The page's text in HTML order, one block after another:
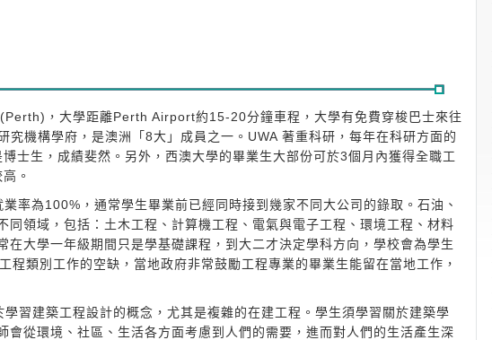
，大學距離Perth Airport約15-20分鐘車程，大學有免費穿梭巴士來往
機構學府，是澳洲「8大」成員之一。UWA 著重科研，每年在科研方面的
士生，成績斐然。另外，西澳大學的畢業生大部份可於3個月內獲得全職工
。
率為100%，通常學生畢業前已經同時接到幾家不同大公司的錄取。石油、
領域，包括：土木工程、計算機工程、電氣與電子工程、環境工程、材料
大學一年級期間只是學基礎課程，到大二才決定學科方向，學校會為學生
類別工作的空缺，當地政府非常鼓勵工程專業的畢業生能留在當地工作，
習建築工程設計的概念，尤其是複雜的在建工程。學生須學習關於建築學
從環境、社區、生活各方面考慮到人們的需要，進而對人們的生活產生深